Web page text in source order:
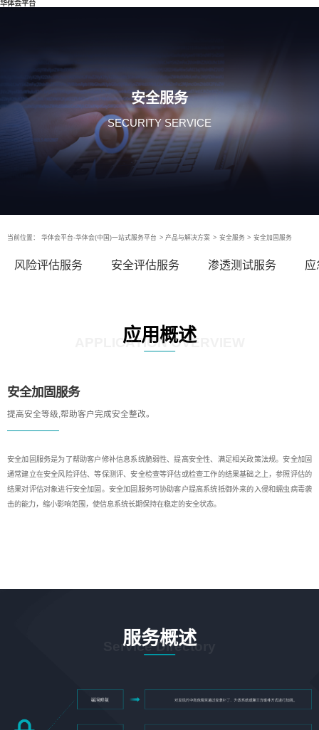
华体会平台
安全服务
SECURITY SERVICE
当前位置： 华体会平台-华体会(中国)一站式服务平台 > 产品与解决方案 > 安全服务 > 安全加固服务
风险评估服务 安全评估服务 渗透测试服务 应
应用概述
APPLICATION OVERVIEW
安全加固服务
提高安全等级,帮助客户完成安全整改。
安全加固服务是为了帮助客户修补信息系统脆弱性、提高安全性、满足相关政策法规。安全加固
通常建立在安全风险评估、等保测评、安全检查等评估或检查工作的结果基础之上，参照评估的
结果对评估对象进行安全加固。安全加固服务可协助客户提高系统抵御外来的入侵和蠕虫病毒袭
击的能力，缩小影响范围，使信息系统长期保持在稳定的安全状态。
服务概述
Service Directory